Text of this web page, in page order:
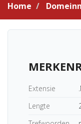
Home
Extensie
Lengte